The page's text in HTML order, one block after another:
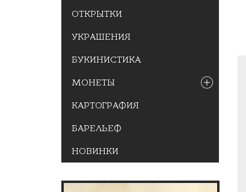
ОТКРЫТКИ
УКРАШЕНИЯ
БУКИНИСТИКА
МОНЕТЫ
КАРТОГРАФИЯ
БАРЕЛЬЕФ
НОВИНКИ